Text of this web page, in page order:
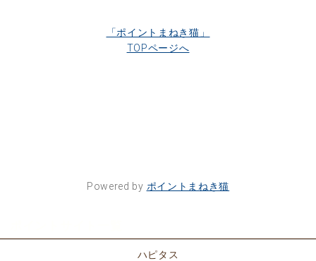
「ポイントまねき猫」
TOPページへ
Powered by ポイントまねき猫
ハピタス